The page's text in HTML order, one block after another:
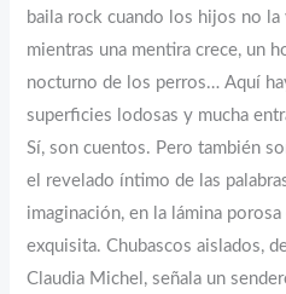
baila rock cuando los hijos no la
mientras una mentira crece, un
nocturno de los perros… Aquí
superficies lodosas y mucha
Sí, son cuentos. Pero también
el revelado íntimo de las
imaginación, en la lámina
exquisita. Chubascos aislados,
Claudia Michel, señala un